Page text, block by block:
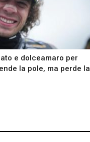
e dolceamaro per
la pole, ma perde la